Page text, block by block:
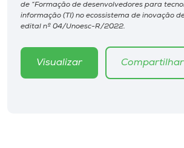
Rádio
Museu
de “Formação de desenvolvedores para
informação (TI) no ecossistema de inovação
edital nº 04/Unoesc-R/2022.
Visualizar Compartilhar